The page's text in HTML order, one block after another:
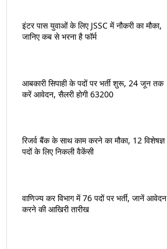
इंटर पास युवाओं के लिए JSSC में नौकरी का मौका,
जानिए कब से भरना है फॉर्म
आबकारी सिपाही के पदों पर भर्ती शुरू, 24 जून तक
करें आवेदन, सैलरी होगी 63200
रिजर्व बैंक के साथ काम करने का मौका, 12 विशेषज्ञ
पदों के लिए निकली वैकेंसी
वाणिज्य कर विभाग में 76 पदों पर भर्ती, जानें आवेदन
करने की आखिरी तारीख